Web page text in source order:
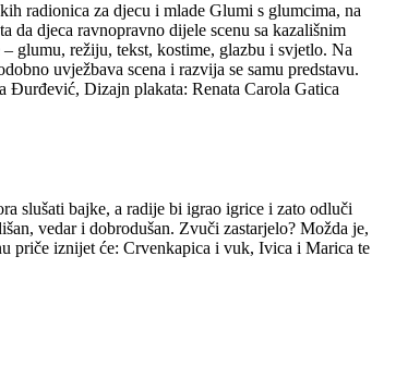
radionica za djecu i mlade Glumi s glumcima, na
da djeca ravnopravno dijele scenu sa kazališnim
glumu, režiju, tekst, kostime, glazbu i svjetlo. Na
uvježbava scena i razvija se samu predstavu.
Đurđević, Dizajn plakata: Renata Carola Gatica
slušati bajke, a radije bi igrao igrice i zato odluči
vedar i dobrodušan. Zvuči zastarjelo? Možda je,
priče iznijet će: Crvenkapica i vuk, Ivica i Marica te